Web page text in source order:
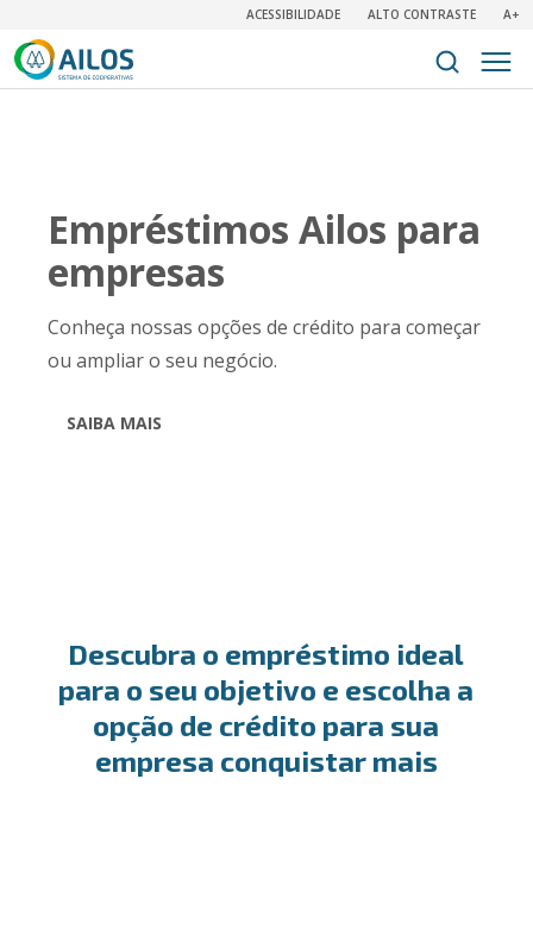
ACESSIBILIDADE ALTO CONTRASTE A+
Empréstimos Ailos para
empresas
Conheça nossas opções de crédito para começar
ou ampliar o seu negócio.
SAIBA MAIS
Descubra o empréstimo ideal
para o seu objetivo e escolha a
opção de crédito para sua
empresa conquistar mais